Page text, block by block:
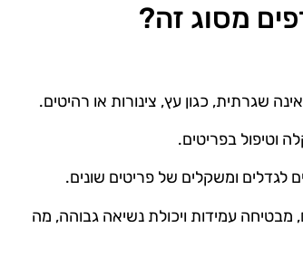
מסוג זה?
שגרתית, כגון עץ, צינורות או רהיטים.
וטיפול בפריטים.
לגדלים ומשקלים של פריטים שונים.
עמידות ויכולת נשיאה גבוהה, מה